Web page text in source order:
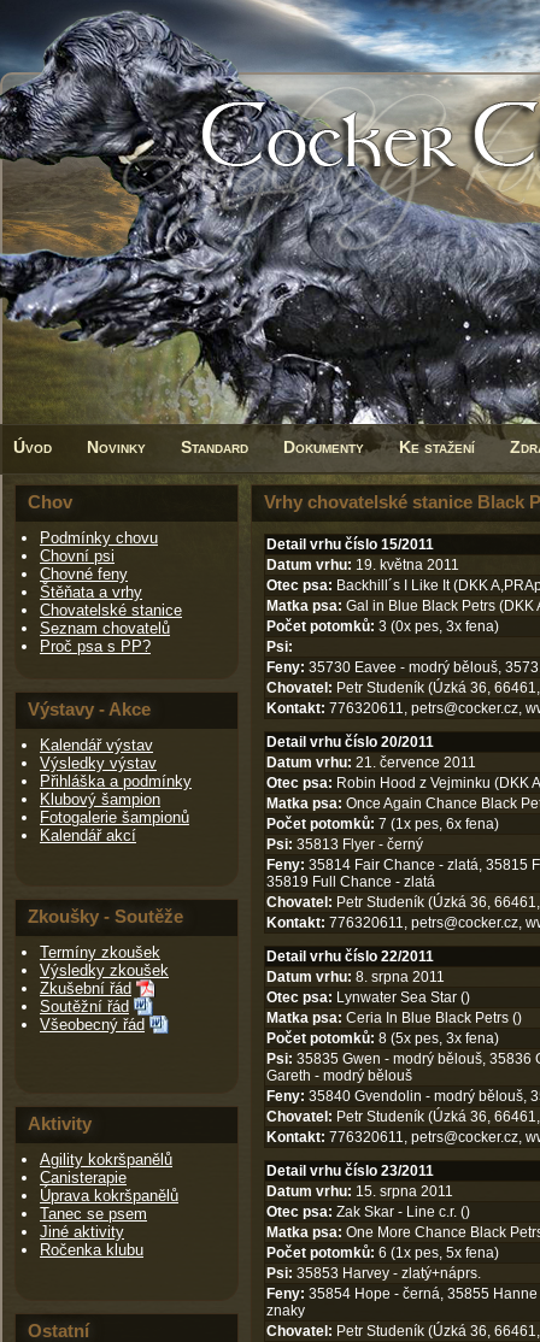
Úvod Novinky Standard Dokumenty Ke stažení
Chov
Podmínky chovu
Chovní psi
Chovné feny
Štěňata a vrhy
Chovatelské stanice
Seznam chovatelů
Proč psa s PP?
Výstavy - Akce
Kalendář výstav
Výsledky výstav
Přihláška a podmínky
Klubový šampion
Fotogalerie šampionů
Kalendář akcí
Zkoušky - Soutěže
Termíny zkoušek
Výsledky zkoušek
Zkušební řád
Soutěžní řád
Všeobecný řád
Aktivity
Agility kokršpanělů
Canisterapie
Úprava kokršpanělů
Tanec se psem
Jiné aktivity
Ročenka klubu
Ostatní
Vrhy chovatelské stanice Black
Detail vrhu číslo 15/2011
Datum vrhu: 19. května 2011
Otec psa: Backhill´s I Like It (DKK
Matka psa: Gal in Blue Black Petrs (DKK
Počet potomků: 3 (0x pes, 3x fena)
Psi:
Feny: 35730 Eavee - modrý bělouš,
Chovatel: Petr Studeník (Úzká 36,
Kontakt: 776320611, petrs@cocker.cz,
Detail vrhu číslo 20/2011
Datum vrhu: 21. července 2011
Otec psa: Robin Hood z Vejminku (DKK
Matka psa: Once Again Chance Black
Počet potomků: 7 (1x pes, 6x fena)
Psi: 35813 Flyer - černý
Feny: 35814 Fair Chance - zlatá, 35815
35819 Full Chance - zlatá
Chovatel: Petr Studeník (Úzká 36,
Kontakt: 776320611, petrs@cocker.cz,
Detail vrhu číslo 22/2011
Datum vrhu: 8. srpna 2011
Otec psa: Lynwater Sea Star ()
Matka psa: Ceria In Blue Black Petrs ()
Počet potomků: 8 (5x pes, 3x fena)
Psi: 35835 Gwen - modrý bělouš, 35836
Gareth - modrý bělouš
Feny: 35840 Gvendolin - modrý bělouš,
Chovatel: Petr Studeník (Úzká 36,
Kontakt: 776320611, petrs@cocker.cz,
Detail vrhu číslo 23/2011
Datum vrhu: 15. srpna 2011
Otec psa: Zak Skar - Line c.r. ()
Matka psa: One More Chance Black
Počet potomků: 6 (1x pes, 5x fena)
Psi: 35853 Harvey - zlatý+náprs.
Feny: 35854 Hope - černá, 35855
znaky
Chovatel: Petr Studeník (Úzká 36,